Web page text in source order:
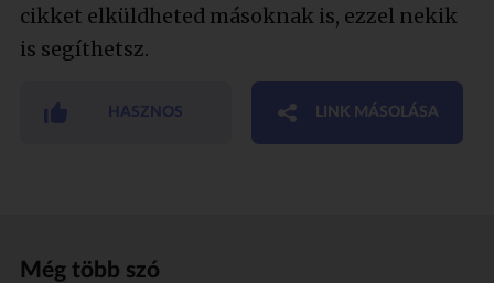
cikket elküldheted másoknak is, ezzel nekik
is segíthetsz.
HASZNOS LINK MÁSOLÁSA
Még több szó